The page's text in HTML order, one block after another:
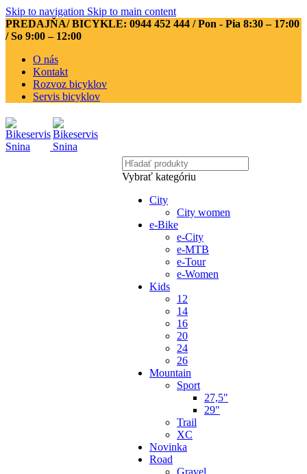
Skip to navigation Skip to main content
PREDAJŇA/ BICYKLE: 0944 452 444 / Pon - Pia 8:30 – 17:00
/ So 9:00 – 12:00
O nás
Kontakt
Rozvoz bicyklov
Servis bicyklov
Vybrať kategóriu
City
City women
e-Bike
e-City
e-MTB
e-Tour
e-Women
Kids
12
14
16
20
24
26
Mountain
Sport
27,5"
29"
Trail
XC
Novinka
Road
Gravel